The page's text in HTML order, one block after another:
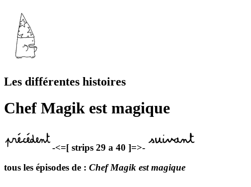
Les différentes histoires
Chef Magik est magique
-<=[ strips 29 a 40 ]=>-
tous les épisodes de : Chef Magik est magique